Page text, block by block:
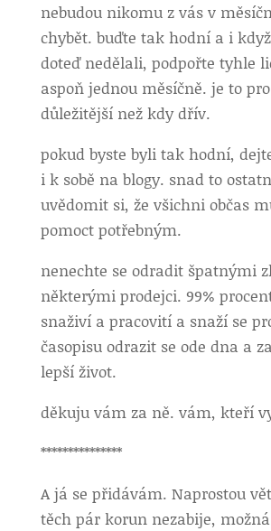
nebudou nikomu z vás v
chybět. buďte tak hodní a i
doteď nedělali, podpořte tyhle
aspoň jednou měsíčně. je to
důležitější než kdy dřív.
pokud byste byli tak hodní,
i k sobě na blogy. snad to
uvědomit si, že všichni občas
pomoct potřebným.
nenechte se odradit špatnými
některými prodejci. 99%
snaživí a pracovití a snaží se
časopisu odrazit se ode dna a
lepší život.
děkuju vám za ně. vám, kteří
***************
A já se přidávám. Naprostou
těch pár korun nezabije,